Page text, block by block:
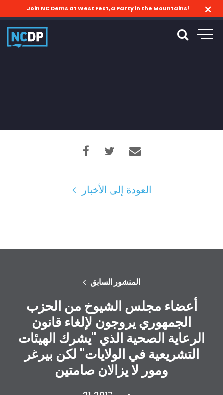
Join NC Dems at West Fest, a Party in the Mountains!
العودة إلى الأخبار
المنشور السابق
أعضاء مجلس الشيوخ من الحزب
الجمهوري يروجون لإلغاء قانون
الرعاية الصحية الذي "يشرك الهيئات
التشريعية في الولايات" لكن بيرغر
ومور لا يزالان صامتين